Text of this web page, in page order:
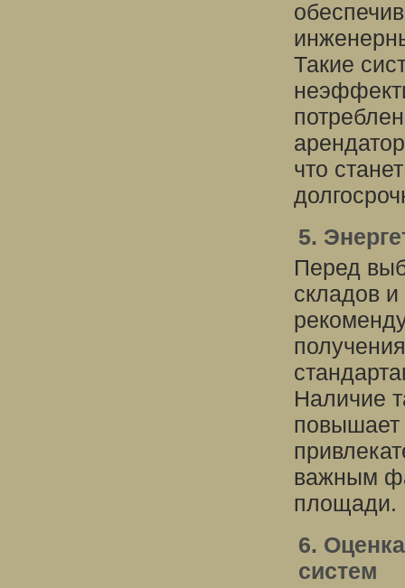
Такие
что
5.
Перед
складов
Наличие
повышает
важным
площади.
6.
систем